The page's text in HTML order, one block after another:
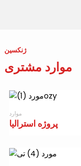
ژنکسین
موارد مشتری
موارد
پروژه استرالیا